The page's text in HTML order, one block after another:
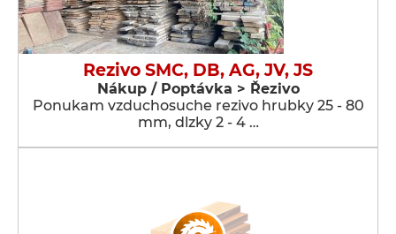
Rezivo SMC, DB, AG, JV, JS
Nákup / Poptávka > Řezivo
Ponukam vzduchosuche rezivo hrubky 25 - 80
mm, dlzky 2 - 4 …